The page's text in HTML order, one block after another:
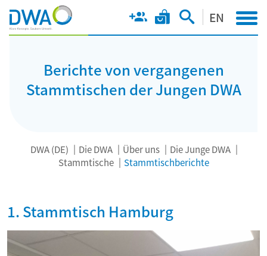
EN
Berichte von vergangenen
Stammtischen der Jungen DWA
DWA (DE) Die DWA Über uns
Die Junge DWA
Stammtische
Stammtischberichte
1. Stammtisch Hamburg